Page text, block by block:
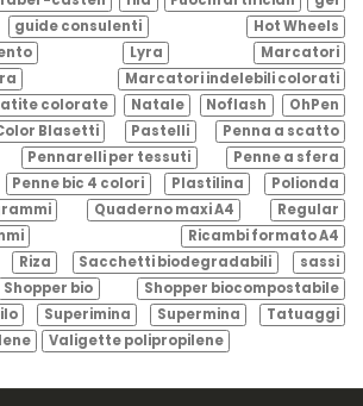
guide consulenti
Hot Wheels
Lyra
Marcatori
Marcatori indelebili colorati
colorate Natale Noflash
OhPen
Blasetti Pastelli
Penna a scatto
Pennarelli per tessuti
Penne a sfera
Penne bic 4 colori Plastilina
Polionda
Quaderno maxi A4
Regular
Ricambi formato A4
Riza Sacchetti biodegradabili
sassi
Shopper bio
Shopper biocompostabile
Superimina Supermina
Tatuaggi
Valigette polipropilene